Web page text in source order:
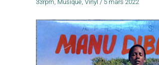
33rpm, Musique, Vinyl / 5 mars 2022